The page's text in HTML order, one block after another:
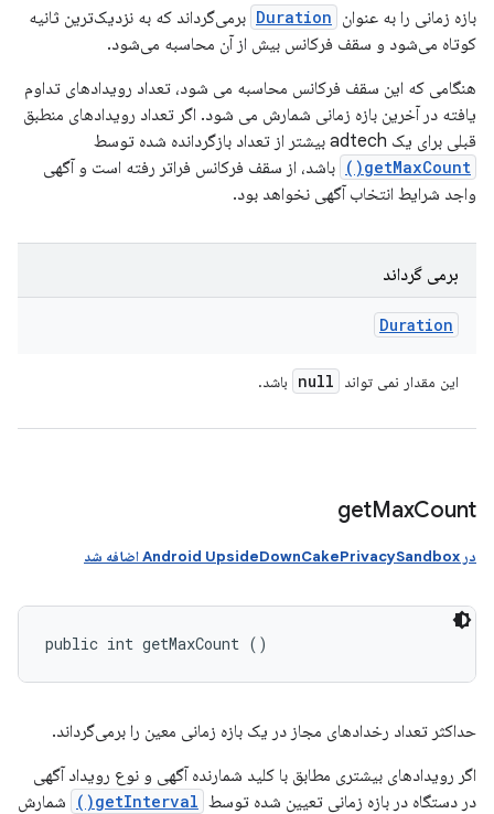
بازه زمانی را به عنوان Duration برمی‌گرداند که به نزدیک‌ترین ثانیه
کوتاه می‌شود و سقف فرکانس بیش از آن محاسبه می‌شود.
هنگامی که این سقف فرکانس محاسبه می شود، تعداد رویدادهای تداوم
یافته در آخرین بازه زمانی شمارش می شود. اگر تعداد رویدادهای منطبق
قبلی برای یک adtech بیشتر از تعداد بازگردانده شده توسط
getMaxCount()
باشد، از سقف فرکانس فراتر رفته است و آگهی
واجد شرایط انتخاب آگهی نخواهد بود.
برمی گرداند
Duration
این مقدار نمی تواند null باشد.
getMaxCount
در Android UpsideDownCakePrivacySandbox اضافه شد
public int getMaxCount ()
حداکثر تعداد رخدادهای مجاز در یک بازه زمانی معین را برمی‌گرداند.
اگر رویدادهای بیشتری مطابق با کلید شمارنده آگهی و نوع رویداد آگهی
در دستگاه در بازه زمانی تعیین شده توسط getInterval()
شمارش